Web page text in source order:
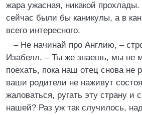
жара ужасная, никакой
сейчас были бы каникулы, а в
всего интересного.
– Не начинай про Англию, –
Изабелл. – Ты же знаешь, мы не
поехать, пока наш отец снова не
ваши родители не наживут
жаловаться, ругать эту страну и
нашей? Раз уж так случилось,